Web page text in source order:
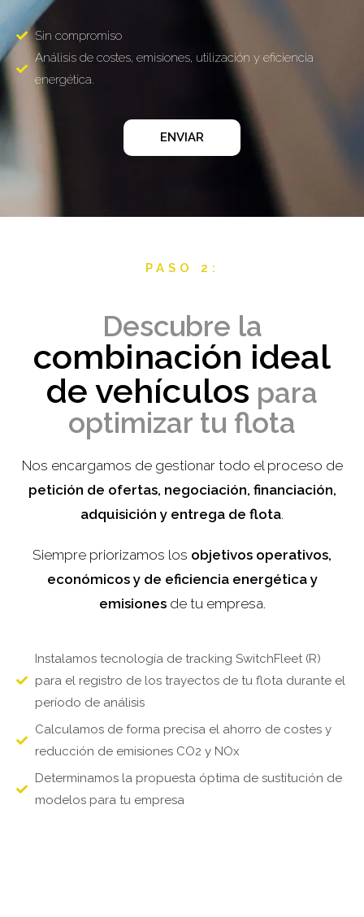
Sin compromiso
Análisis de costes, emisiones, utilización y eficiencia
energética.
ENVIAR
PASO 2:
Descubre la
combinación ideal
de vehículos para
optimizar tu flota
Nos encargamos de gestionar todo el proceso de
petición de ofertas, negociación, financiación,
adquisición y entrega de flota.
Siempre priorizamos los objetivos operativos,
económicos y de eficiencia energética y
emisionesde tu empresa.
Instalamos tecnología de tracking SwitchFleet (R)
para el registro de los trayectos de tu flota durante el
período de análisis
Calculamos de forma precisa el ahorro de costes y
reducción de emisiones CO2 y NOx
Determinamos la propuesta óptima de sustitución de
modelos para tu empresa